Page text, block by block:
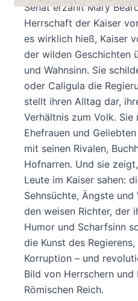
Senat erzählt Mary
Herrschaft der Kaiser
es wirklich hieß, Kaiser
der wilden Geschichten
und Wahnsinn. Sie
oder Caligula die
stellt ihren Alltag dar,
Verhältnis zum Volk.
Ehefrauen und
mit seinen Rivalen,
Hofnarren. Und sie
Leute im Kaiser sahen:
Sehnsüchte, Ängste
den weisen Richter, der
Humor und Scharfsinn
die Kunst des
Korruption – und
Bild von Herrschern und
Römischen Reich.